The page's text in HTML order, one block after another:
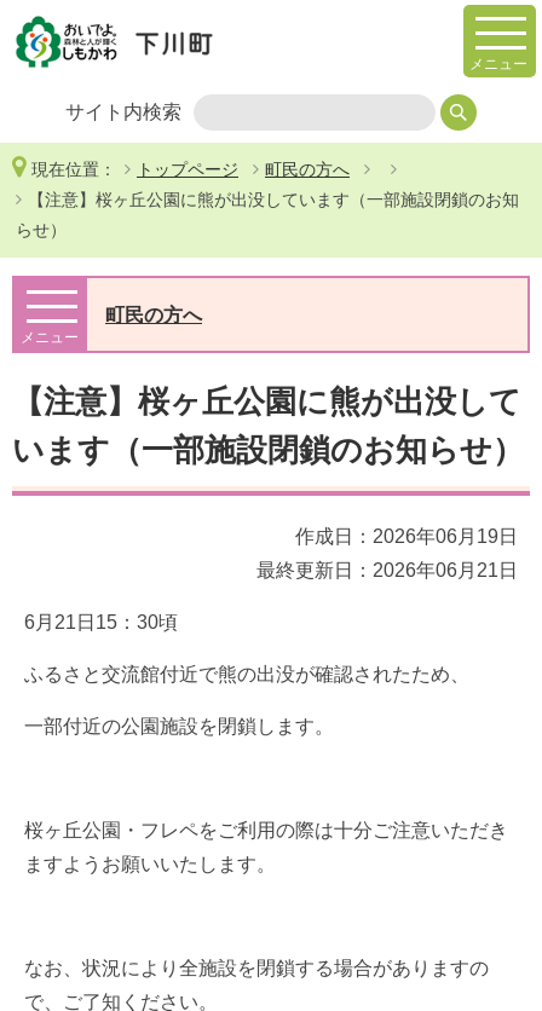
メニュー
サイト内検索
現在位置： トップページ
町民の方へ
【注意】桜ヶ丘公園に熊が出没しています（一部施設閉鎖のお知
らせ）
【注意】桜ヶ丘公園に熊が出没して
います（一部施設閉鎖のお知らせ）
作成日：2026年06月19日
最終更新日：2026年06月21日
6月21日15：30頃
ふるさと交流館付近で熊の出没が確認されたため、
一部付近の公園施設を閉鎖します。
桜ヶ丘公園・フレペをご利用の際は十分ご注意いただき
ますようお願いいたします。
なお、状況により全施設を閉鎖する場合がありますの
で、ご了知ください。
メニュー
町民の方へ